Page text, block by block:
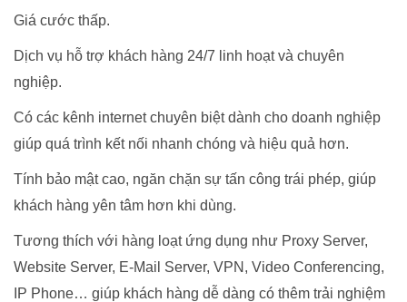
Giá cước thấp.
Dịch vụ hỗ trợ khách hàng 24/7 linh hoạt và chuyên
nghiệp.
Có các kênh internet chuyên biệt dành cho doanh nghiệp
giúp quá trình kết nối nhanh chóng và hiệu quả hơn.
Tính bảo mật cao, ngăn chặn sự tấn công trái phép, giúp
khách hàng yên tâm hơn khi dùng.
Tương thích với hàng loạt ứng dụng như Proxy Server,
Website Server, E-Mail Server, VPN, Video Conferencing,
IP Phone… giúp khách hàng dễ dàng có thêm trải nghiệm